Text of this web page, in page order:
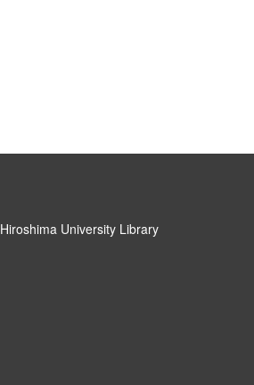
Hiroshima University Library